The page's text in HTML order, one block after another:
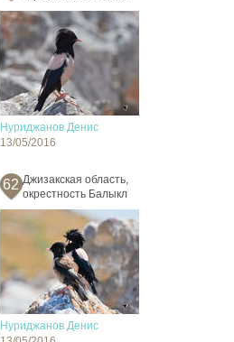
Нуриджанов Денис
13/05/2016
62 Джизакская область,
окрестность Балыкл
Нуриджанов Денис